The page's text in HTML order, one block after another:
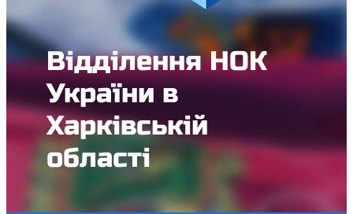
Відділення НОК
України в
Харківській
області